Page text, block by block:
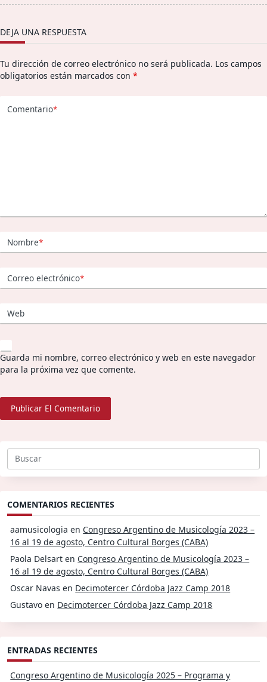
DEJA UNA RESPUESTA
Tu dirección de correo electrónico no será publicada. Los campos
obligatorios están marcados con *
Comentario*
Nombre*
Correo electrónico*
Web
Guarda mi nombre, correo electrónico y web en este navegador
para la próxima vez que comente.
Buscar:
COMENTARIOS RECIENTES
aamusicologia en Congreso Argentino de Musicología 2023 –
16 al 19 de agosto, Centro Cultural Borges (CABA)
Paola Delsart en Congreso Argentino de Musicología 2023 –
16 al 19 de agosto, Centro Cultural Borges (CABA)
Oscar Navas en Decimotercer Córdoba Jazz Camp 2018
Gustavo en Decimotercer Córdoba Jazz Camp 2018
ENTRADAS RECIENTES
Congreso Argentino de Musicología 2025 – Programa y